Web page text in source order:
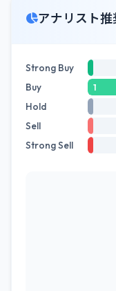
アナリスト推
Strong Buy
Buy 1
Hold
Sell
Strong Sell